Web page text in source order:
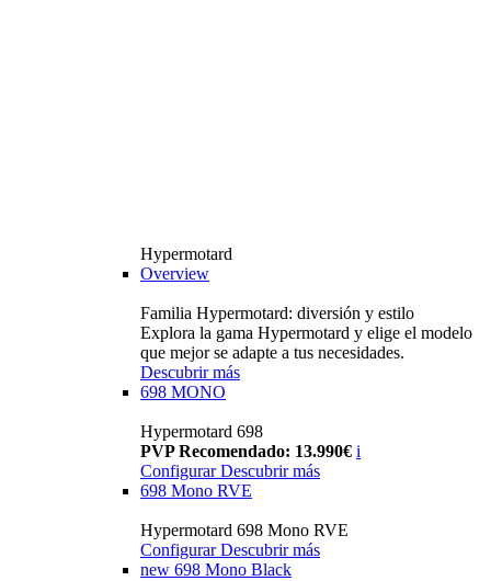
Hypermotard
Overview
Familia Hypermotard: diversión y estilo
Explora la gama Hypermotard y elige el modelo
que mejor se adapte a tus necesidades.
Descubrir más
698 MONO
Hypermotard 698
PVP Recomendado: 13.990€ i
ConfigurarDescubrir más
698 Mono RVE
Hypermotard 698 Mono RVE
Configurar Descubrir más
new 698 Mono Black